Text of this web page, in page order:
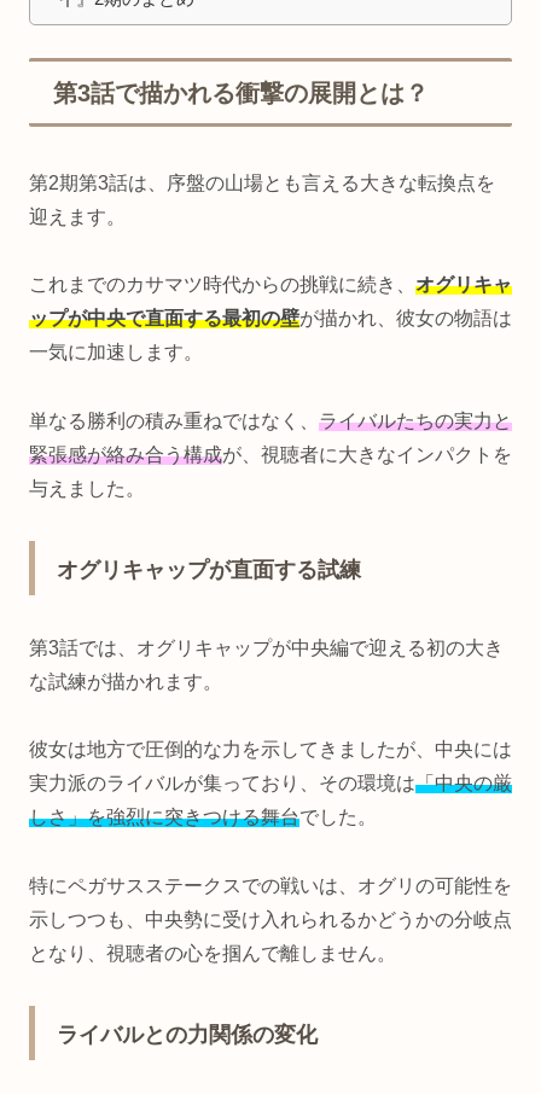
第3話で描かれる衝撃の展開とは？
第2期第3話は、序盤の山場とも言える大きな転換点を
迎えます。
これまでのカサマツ時代からの挑戦に続き、 オグリキャ
ップが中央で直面する最初の壁が描かれ、彼女の物語は
一気に加速します。
単なる勝利の積み重ねではなく、 ライバルたちの実力と
緊張感が絡み合う構成が、視聴者に大きなインパクトを
与えました。
オグリキャップが直面する試練
第3話では、オグリキャップが中央編で迎える初の大き
な試練が描かれます。
彼女は地方で圧倒的な力を示してきましたが、中央には
実力派のライバルが集っており、その環境は「中央の厳
しさ」を強烈に突きつける舞台でした。
特にペガサスステークスでの戦いは、オグリの可能性を
示しつつも、中央勢に受け入れられるかどうかの分岐点
となり、視聴者の心を掴んで離しません。
ライバルとの力関係の変化